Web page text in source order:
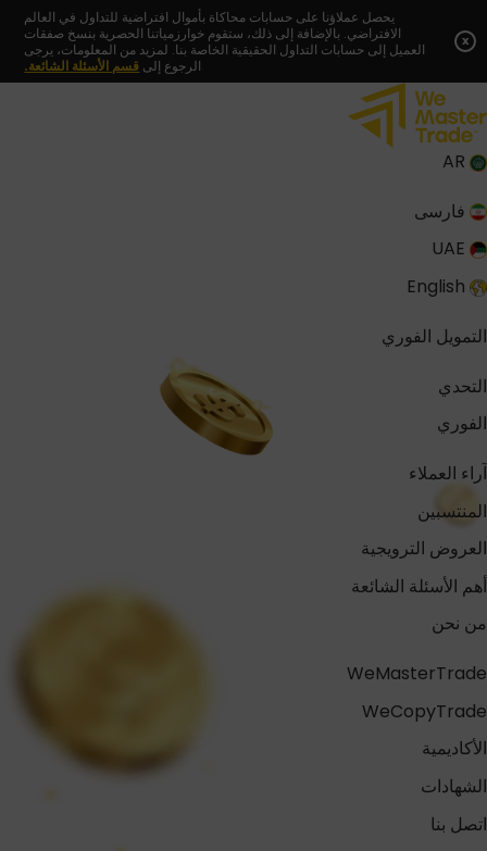
to
يحصل عملاؤنا على حسابات محاكاة بأموال افتراضية للتداول في العالم
الافتراضي. بالإضافة إلى ذلك، ستقوم خوارزمياتنا الحصرية بنسخ صفقات
العميل إلى حسابات التداول الحقيقية الخاصة بنا. لمزيد من المعلومات، يرجى
الرجوع إلى قسم الأسئلة الشائعة.
x
فارسی
التمويل الفوري
التحدي
الفوري
آراء العملاء
المنتسبين
العروض الترويجية
أهم الأسئلة الشائعة
من نحن
WeMasterTrade
WeCopyTrade
الأكاديمية
الشهادات
اتصل بنا